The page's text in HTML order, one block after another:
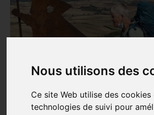
Nous utilisons des
Ce site Web utilise des
technologies de suivi pour
Média: Marie-Françoise,